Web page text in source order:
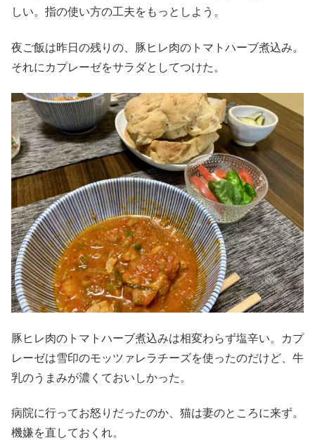
しい。指の使い方の工夫をもっとしよう。
夜ご飯は昨日の残りの、豚ヒレ肉のトマトハーブ煮込み。
それにカプレーゼをサラダとしてつけた。
豚ヒレ肉のトマトハーブ煮込みは相変わらず塩辛い。カプ
レーゼは雪印のモッツァレラチーズを使ったのだけど、牛
乳のうまみが濃くておいしかった。
病院に行ってお怒りだったのか、猫は妻のところに来ず。
機嫌を直しておくれ。